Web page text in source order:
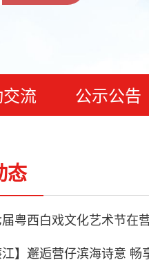
流 公示公告
态
粤西白戏文化艺术节在